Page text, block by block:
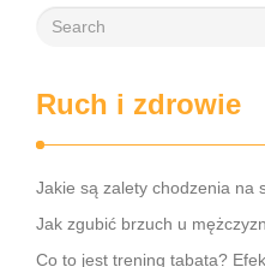
Ruch i zdrowie
Jakie są zalety chodzenia na
Jak zgubić brzuch u
Co to jest trening tabata?